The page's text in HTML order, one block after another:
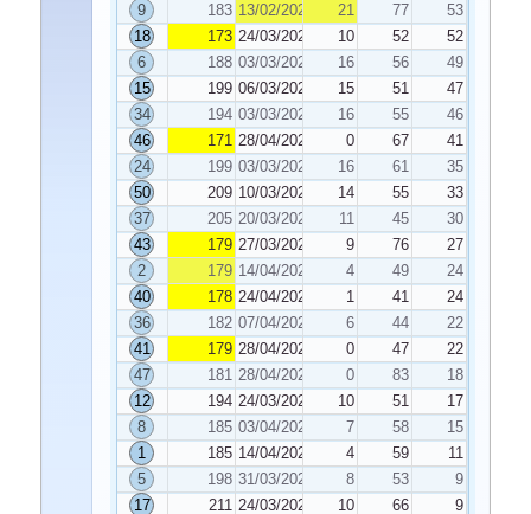
9
183 13/02/2026 21 77
53
18
173 24/03/2026 10 52
52
6
188 03/03/2026 16 56
49
15
199 06/03/2026 15 51
47
34
194 03/03/2026 16 55
46
46
171 28/04/2026 0 67
41
24
199 03/03/2026 16 61
35
50
209 10/03/2026 14 55
33
37
205 20/03/2026 11 45
30
43
179 27/03/2026 9 76
27
2
179 14/04/2026 4 49
24
40
178 24/04/2026 1 41
24
36
182 07/04/2026 6 44
22
41
179 28/04/2026 0 47
22
47
181 28/04/2026 0 83
18
12
194 24/03/2026 10 51
17
8
185 03/04/2026 7 58
15
1
185 14/04/2026 4 59
11
5
198 31/03/2026 8 53
9
17
211 24/03/2026 10 66
9